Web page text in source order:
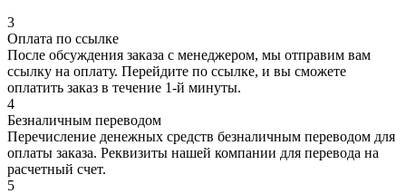
3
Оплата по ссылке
После обсуждения заказа с менеджером, мы отправим вам
ссылку на оплату. Перейдите по ссылке, и вы сможете
оплатить заказ в течение 1-й минуты.
4
Безналичным переводом
Перечисление денежных средств безналичным переводом для
оплаты заказа. Реквизиты нашей компании для перевода на
расчетный счет.
5